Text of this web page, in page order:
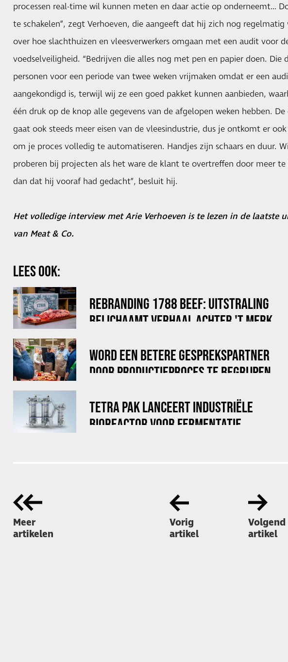
processen real-time wil kunnen meten en daar actie op onderneemt…
te schakelen”, zegt Verhoeven, die aangeeft dat hij zich nog regelmatig
over hoe slachthuizen en vleesverwerkers omgaan met een audit voor
voedselveiligheid. “Bedrijven die alles nog met pen en papier doen. Die
personen voor een periode van twee weken vrijmaken omdat er een
aangekondigd is, terwijl wij ze een goed pakket kunnen aanbieden,
één druk op de knop alle gegevens van de afgelopen weken hebben. De
gaat ook steeds meer eisen van de vleesindustrie, dus je ontkomt er
om je proces volledig te automatiseren. Handjes zijn schaars en duur.
proberen bij projecten als het ware de klant te overtreffen door meer te
dan dat hij vooraf had gedacht”, besluit hij.
Het volledige interview met Arie Verhoeven is te lezen in de laatste
van Meat & Co.
LEES OOK:
REBRANDING 1788 BEEF: UITSTRALING
BELICHAAMT VERHAAL ACHTER 'T MERK
WORD EEN BETERE GESPREKSPARTNER
DOOR PRODUCTIEPROCES TE BEGRIJPEN
TETRA PAK LANCEERT INDUSTRIËLE
BIOREACTOR VOOR FERMENTATIE
Meer
artikelen
Vorig
artikel
Volgend
artikel